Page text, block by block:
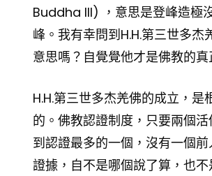
Buddha III) ，意思是登峰造極
峰。我有幸問到H.H.第三世多
意思嗎？自覺覺他才是佛教的真
H.H.第三世多杰羌佛的成立，
的。佛教認證制度，只要兩個
到認證最多的一個，沒有一個
證據，自不是哪個說了算，也